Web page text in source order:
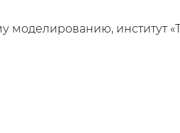
моделированию, институт